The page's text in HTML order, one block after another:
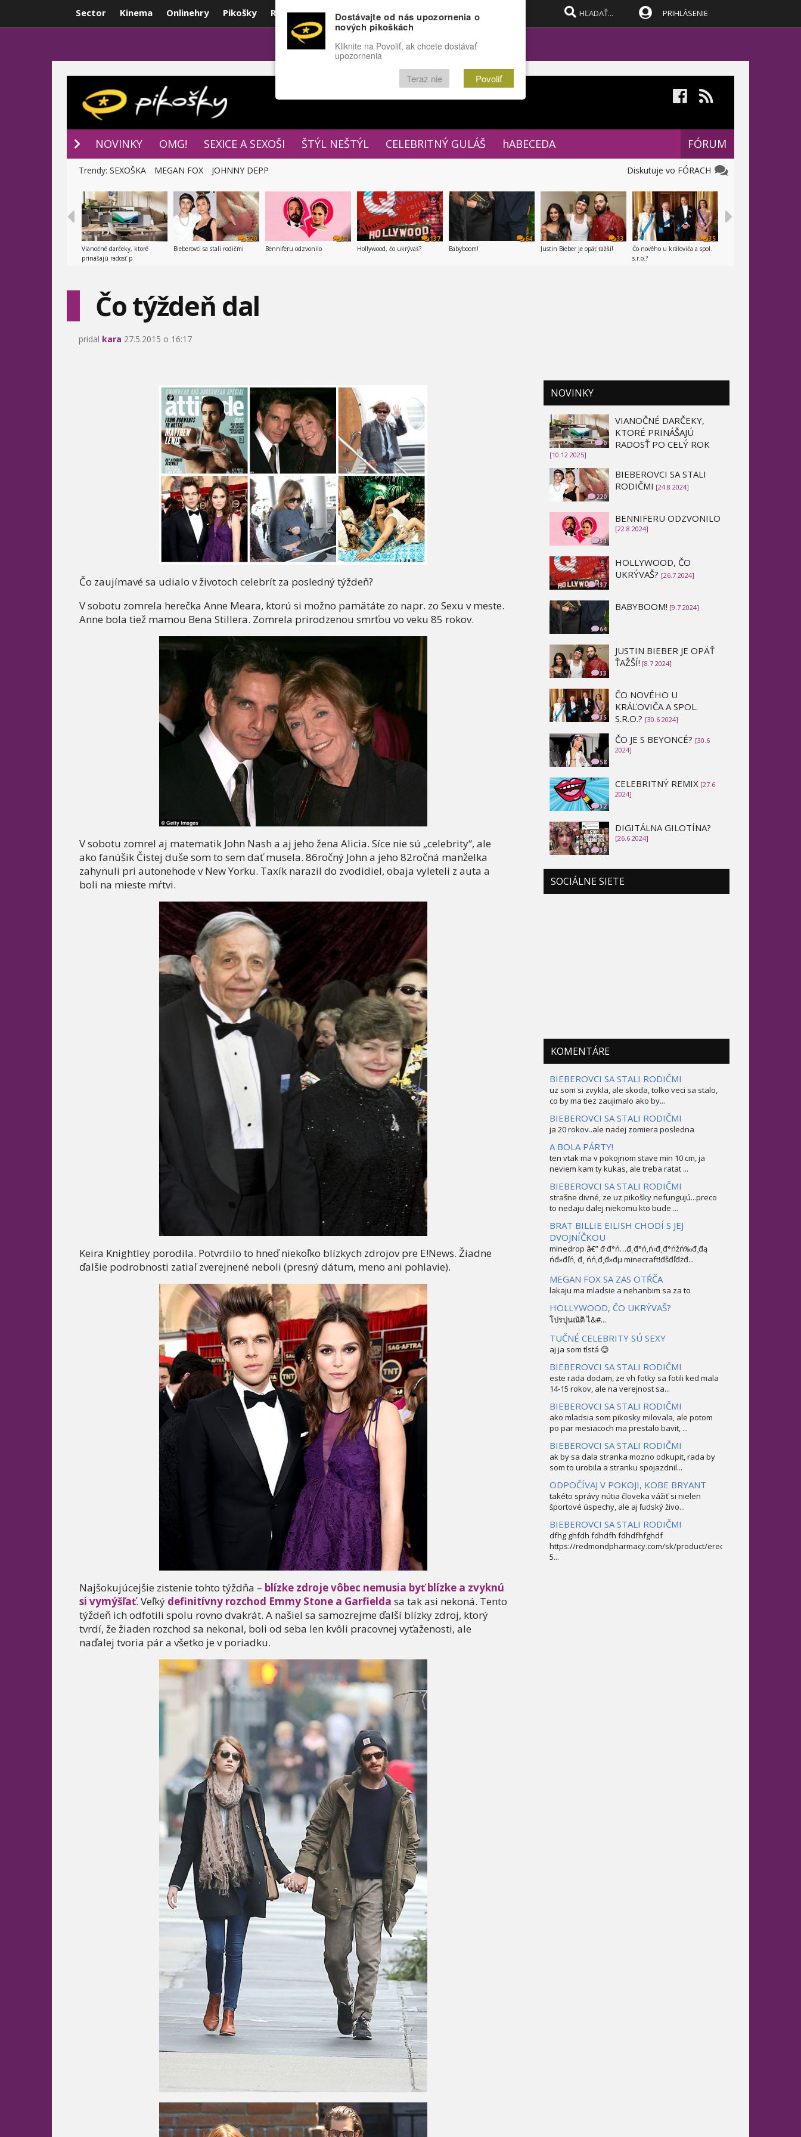
Sector Kinema Onlinehry Pikošky Rozprávky Funny Docu
POPULÁRNE FÓRUM
PRIHLÁSENIE
NOVINKY OMG! SEXICE A SEXOŠI ŠTÝL NEŠTÝL CELEBRITNÝ GULÁŠ hABECEDA FÓRUM
Diskutuje vo FÓRACH
Trendy: SEXOŠKA MEGAN FOX JOHNNY DEPP
Vianočné darčeky, ktoré
prinášajú radosť p
220
Bieberovci sa stali rodičmi
31
Benniferu odzvonilo
137
Hollywood, čo ukrývaš?
64
Babyboom!
33
Justin Bieber je opäť ťažší!
35
Čo nového u kráľoviča a spol.
s.r.o.?
Čo týždeň dal
pridal kara 27.5.2015 o 16:17
Čo zaujímavé sa udialo v životoch celebrít za posledný týždeň?
V sobotu zomrela herečka Anne Meara, ktorú si možno pamätáte zo napr. zo Sexu v meste.
Anne bola tiež mamou Bena Stillera. Zomrela prirodzenou smrťou vo veku 85 rokov.
V sobotu zomrel aj matematik John Nash a aj jeho žena Alicia. Síce nie sú „celebrity“, ale
ako fanúšik Čistej duše som to sem dať musela. 86ročný John a jeho 82ročná manželka
zahynuli pri autonehode v New Yorku. Taxík narazil do zvodidiel, obaja vyleteli z auta a
boli na mieste mŕtvi.
Keira Knightley porodila. Potvrdilo to hneď niekoľko blízkych zdrojov pre E!News. Žiadne
ďalšie podrobnosti zatiaľ zverejnené neboli (presný dátum, meno ani pohlavie).
Najšokujúcejšie zistenie tohto týždňa – blízke zdroje vôbec nemusia byť blízke a zvyknú
si vymýšľať. Veľký definitívny rozchod Emmy Stone a Garfielda sa tak asi nekoná. Tento
týždeň ich odfotili spolu rovno dvakrát. A našiel sa samozrejme ďalší blízky zdroj, ktorý
tvrdí, že žiaden rozchod sa nekonal, boli od seba len kvôli pracovnej vyťaženosti, ale
naďalej tvoria pár a všetko je v poriadku.
NOVINKY
0
VIANOČNÉ DARČEKY,
KTORÉ PRINÁŠAJÚ
RADOSŤ PO CELÝ ROK
[10.12 2025]
220
BIEBEROVCI SA STALI
RODIČMI [24.8 2024]
31
BENNIFERU ODZVONILO
[22.8 2024]
137
HOLLYWOOD, ČO
UKRÝVAŠ? [26.7 2024]
64
BABYBOOM! [9.7 2024]
33
JUSTIN BIEBER JE OPÄŤ
ŤAŽŠÍ! [8.7 2024]
35
ČO NOVÉHO U
KRÁĽOVIČA A SPOL.
S.R.O.? [30.6 2024]
58
ČO JE S BEYONCÉ? [30.6
2024]
32
CELEBRITNÝ REMIX [27.6
2024]
39
DIGITÁLNA GILOTÍNA?
[26.6 2024]
SOCIÁLNE SIETE
KOMENTÁRE
BIEBEROVCI SA STALI RODIČMI
uz som si zvykla, ale skoda, tolko veci sa stalo,
co by ma tiez zaujimalo ako by...
BIEBEROVCI SA STALI RODIČMI
ja 20 rokov..ale nadej zomiera posledna
A BOLA PÁRTY!
ten vtak ma v pokojnom stave min 10 cm, ja
neviem kam ty kukas, ale treba ratat ...
BIEBEROVCI SA STALI RODIČMI
strašne divné, ze uz pikošky nefungujú...preco
to nedaju dalej niekomu kto bude ...
BRAT BILLIE EILISH CHODÍ S JEJ
DVOJNÍČKOU
minedrop â€” đ·đ°ń…đ˛đ°ń‚ń‹đ˛đ°ńžń‰đ¸đą
ńđ»đľń‚ đ˛ ńń‚đ¸đ»đµ minecraft!đšđľđżđ...
MEGAN FOX SA ZAS OTŔČA
lakaju ma mladsie a nehanbim sa za to
HOLLYWOOD, ČO UKRÝVAŠ?
โปรปุนณัติ ไ&#...
TUČNÉ CELEBRITY SÚ SEXY
aj ja som tlstá 😊
BIEBEROVCI SA STALI RODIČMI
este rada dodam, ze vh fotky sa fotili ked mala
14-15 rokov, ale na verejnost sa...
BIEBEROVCI SA STALI RODIČMI
ako mladsia som pikosky milovala, ale potom
po par mesiacoch ma prestalo bavit, ...
BIEBEROVCI SA STALI RODIČMI
ak by sa dala stranka mozno odkupit, rada by
som to urobila a stranku spojazdnil...
ODPOČÍVAJ V POKOJI, KOBE BRYANT
takéto správy nútia človeka vážiť si nielen
športové úspechy, ale aj ľudský živo...
BIEBEROVCI SA STALI RODIČMI
dfhg ghfdh fdhdfh fdhdfhfghdf
https://redmondpharmacy.com/sk/product/erectofil-
5...
Dostávajte od nás upozornenia o
nových pikoškách
Kliknite na Povoliť, ak chcete dostávať
upozornenia
Teraz nie Povoliť